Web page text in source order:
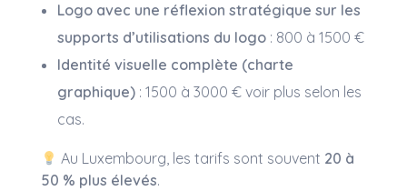
Logo avec une réflexion stratégique sur les
supports d’utilisations du logo: 800 à 1500 €
Identité visuelle complète (charte
graphique): 1500 à 3000 € voir plus selon les
cas.
Au Luxembourg, les tarifs sont souvent 20 à
50 % plus élevés.